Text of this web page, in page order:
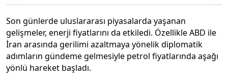
Son günlerde uluslararası piyasalarda yaşanan
gelişmeler, enerji fiyatlarını da etkiledi. Özellikle ABD ile
İran arasında gerilimi azaltmaya yönelik diplomatik
adımların gündeme gelmesiyle petrol fiyatlarında aşağı
yönlü hareket başladı.